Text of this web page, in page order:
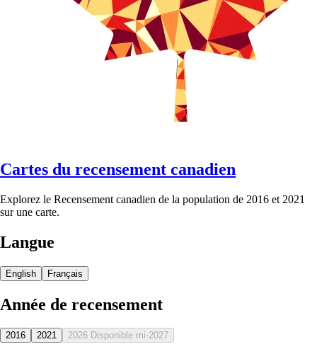
Cartes du recensement canadien
Explorez le Recensement canadien de la population de 2016 et 2021
sur une carte.
Langue
English Français
Année de recensement
2016 2021 2026 Disponible mi-2027